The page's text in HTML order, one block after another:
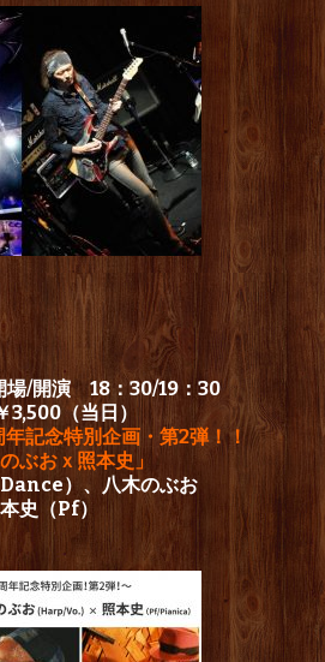
場/開演 18：30/19：30
3,500（当日）
記念特別企画・第2弾！！
ぶおｘ照本史」
）、八木のぶお
史（Pf）